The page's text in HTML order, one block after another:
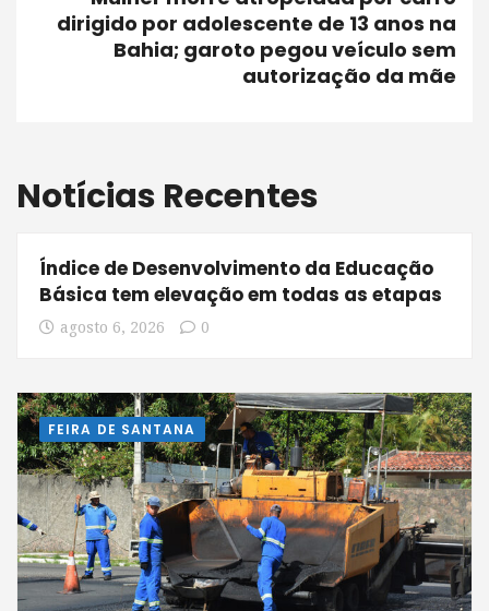
dirigido por adolescente de 13 anos na
Bahia; garoto pegou veículo sem
autorização da mãe
Notícias Recentes
Índice de Desenvolvimento da Educação
Básica tem elevação em todas as etapas
agosto 6, 2026 0
FEIRA DE SANTANA